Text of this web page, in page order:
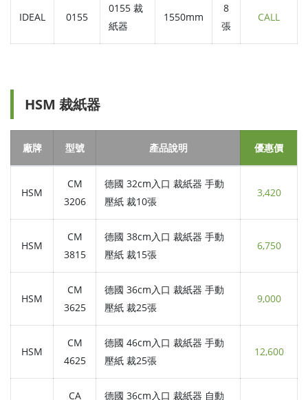
IDEAL 0155
0155 裁
紙器
1550mm
8
張
CALL
HSM 裁紙器
廠牌 型號 產品說明 優惠價
HSM
CM
3206
德國 32cm入口 裁紙器 手動
壓紙 裁10張
3,420
HSM
CM
3815
德國 38cm入口 裁紙器 手動
壓紙 裁15張
6,750
HSM
CM
3625
德國 36cm入口 裁紙器 手動
壓紙 裁25張
9,000
HSM
CM
4625
德國 46cm入口 裁紙器 手動
壓紙 裁25張
12,600
CA 德國 36cm入口 裁紙器 自動